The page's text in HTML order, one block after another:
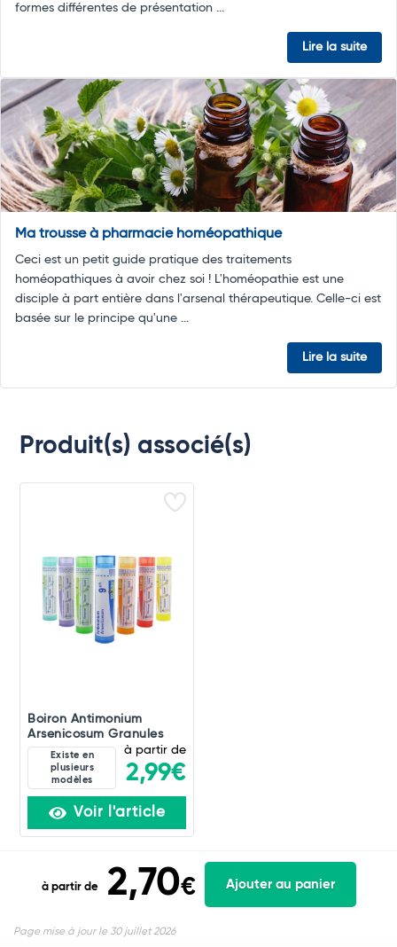
formes différentes de présentation ...
Lire la suite
Ma trousse à pharmacie homéopathique
Ceci est un petit guide pratique des traitements
homéopathiques à avoir chez soi ! L'homéopathie est une
disciple à part entière dans l'arsenal thérapeutique. Celle-ci est
basée sur le principe qu'une ...
Lire la suite
Produit(s) associé(s)
Boiron Antimonium
Arsenicosum Granules
Existe en
plusieurs
modèles
à partir de
2,99€
Voir l'article
à partir de 2,70€ Ajouter au panier
Page mise à jour le 30 juillet 2026